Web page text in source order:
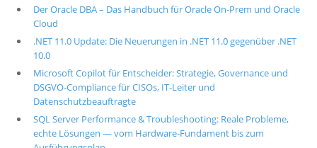
Der Oracle DBA – Das Handbuch für Oracle On-Prem und Oracle
Cloud
.NET 11.0 Update: Die Neuerungen in .NET 11.0 gegenüber .NET
10.0
Microsoft Copilot für Entscheider: Strategie, Governance und
DSGVO-Compliance für CISOs, IT-Leiter und
Datenschutzbeauftragte
SQL Server Performance & Troubleshooting: Reale Probleme,
echte Lösungen — vom Hardware-Fundament bis zum